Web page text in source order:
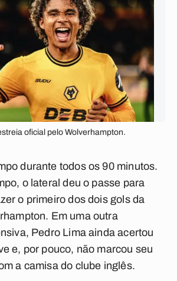
oficial pelo Wolverhampton.
durante todos os 90 minutos.
o lateral deu o passe para
o primeiro dos dois gols da
Em uma outra
Pedro Lima ainda acertou
e, por pouco, não marcou seu
a camisa do clube inglês.